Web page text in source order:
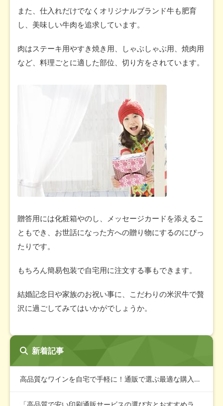
また、仕入れだけでなくオリジナルブランド牛も肥育
し、美味しい牛肉を追求しています。
肉はステーキ用やすき焼き用、しゃぶしゃぶ用、焼肉用
など、料理ごとに適した部位、切り方をされています。
贈答用には化粧箱やのし、メッセージカードを添えるこ
ともでき、お世話になった方への贈り物にするのにぴっ
たりです。
もちろん簡易包装で自宅用に注文する事もできます。
結婚記念日や家族のお祝い事に、こだわりの米沢牛で贅
沢に過ごしてみてはいかがでしょうか。
新着記事
高品質なワインを自宅で手軽に！通販で選ぶ最適な購入ガイド
「高品質で安い印刷通販サービスの選び方とおすすめランキング」